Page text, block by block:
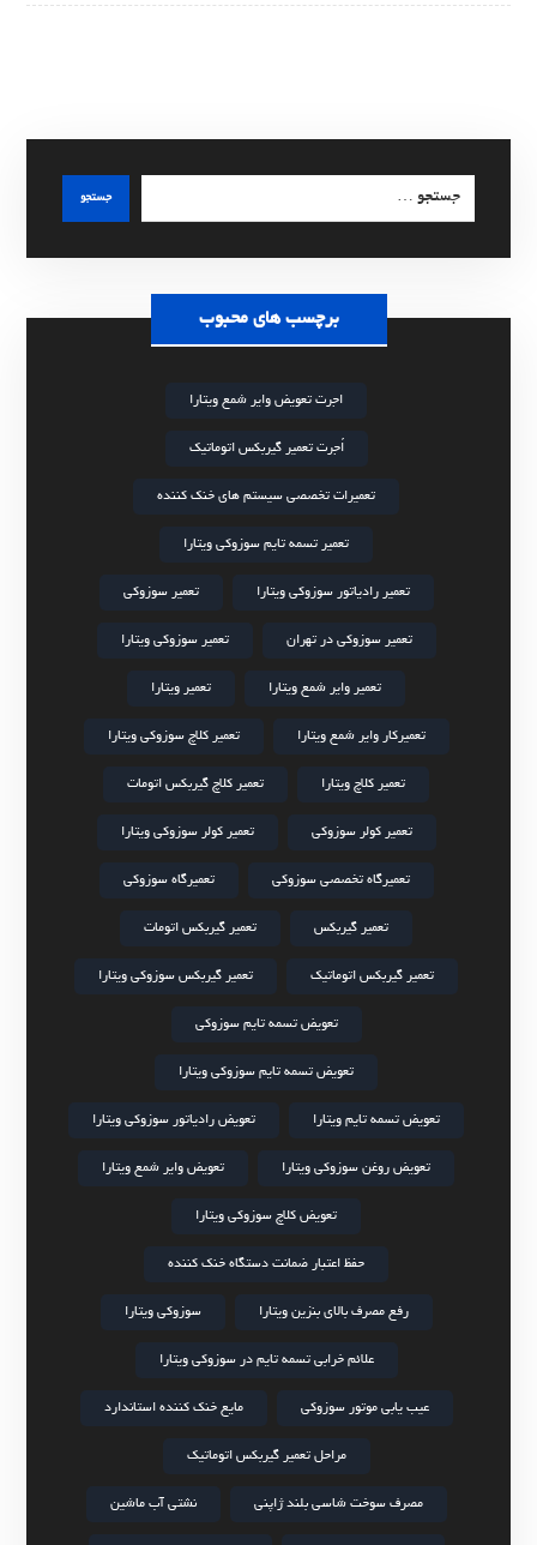
جستجو
برچسب های محبوب
اجرت تعویض وایر شمع ویتارا
اُجرت تعمیر گیربکس اتوماتیک
تعمیرات تخصصی سیستم های خنک کننده
تعمیر تسمه تایم سوزوکی ویتارا
تعمیر رادیاتور سوزوکی ویتارا تعمیر سوزوکی
تعمیر سوزوکی در تهران تعمیر سوزوکی ویتارا
تعمیر وایر شمع ویتارا تعمیر ویتارا
تعمیرکار وایر شمع ویتارا تعمیر کلاچ سوزوکی ویتارا
تعمیر کلاچ ویتارا تعمیر کلاچ گیربکس اتومات
تعمیر کولر سوزوکی تعمیر کولر سوزوکی ویتارا
تعمیرگاه تخصصی سوزوکی تعمیرگاه سوزوکی
تعمیر گیربکس تعمیر گیربکس اتومات
تعمیر گیربکس اتوماتیک تعمیر گیربکس سوزوکی ویتارا
تعویض تسمه تایم سوزوکی
تعویض تسمه تایم سوزوکی ویتارا
تعویض تسمه تایم ویتارا تعویض رادیاتور سوزوکی ویتارا
تعویض روغن سوزوکی ویتارا تعویض وایر شمع ویتارا
تعویض کلاچ سوزوکی ویتارا
حفظ اعتبار ضمانت دستگاه خنک کننده
رفع مصرف بالای بنزین ویتارا سوزوکی ویتارا
علائم خرابی تسمه تایم در سوزوکی ویتارا
عیب یابی موتور سوزوکی مایع خنک کننده استاندارد
مراحل تعمیر گیربکس اتوماتیک
مصرف سوخت شاسی بلند ژاپنی نشتی آب ماشین